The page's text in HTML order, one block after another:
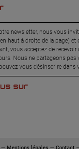
newsletter, nous vous
haut à droite de la page)
vous acceptez de
Nous ne partageons pas
vous désinscrire dans
sur
— Mentions légales — Contact